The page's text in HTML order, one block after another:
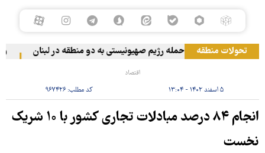
تحولات منطقه حمله رژیم صهیونیستی به دو منطقه در لبنان
اقتصاد
۵ اسفند ۱۴۰۲ - ۱۳:۰۴ کد مطلب: ۹۶۷۴۲۶
انجام ۸۴ درصد مبادلات تجاری کشور با ۱۰ شریک
نخست